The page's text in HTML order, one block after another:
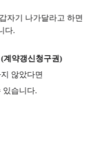
자기 나가달라고 하면
다.
계약갱신청구권)
않았다면
있습니다.